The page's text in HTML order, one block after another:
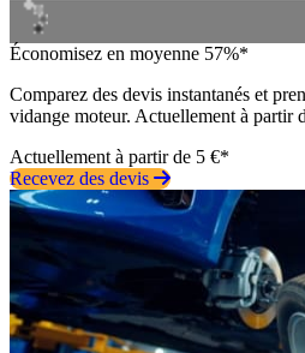
Économisez en moyenne 57%*
Comparez des devis instantanés et
vidange moteur. Actuellement à partir
Actuellement à partir de 5 €*
Recevez des devis